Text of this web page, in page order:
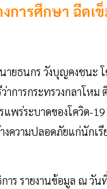
การศึกษา ฉีดเ
ยธนกร วังบุญคงชนะ
าการกระทรวงกลาโห
พร่ระบาดของโควิด-
งความปลอดภัยแก่นัก
าร รายงานข้อมูล ณ วั